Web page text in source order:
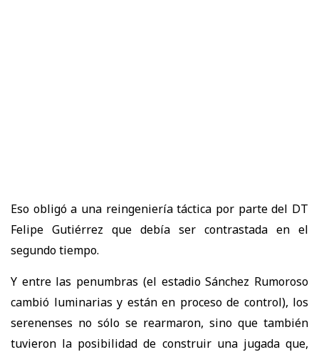
Eso obligó a una reingeniería táctica por parte del DT
Felipe Gutiérrez que debía ser contrastada en el
segundo tiempo.
Y entre las penumbras (el estadio Sánchez Rumoroso
cambió luminarias y están en proceso de control), los
serenenses no sólo se rearmaron, sino que también
tuvieron la posibilidad de construir una jugada que,